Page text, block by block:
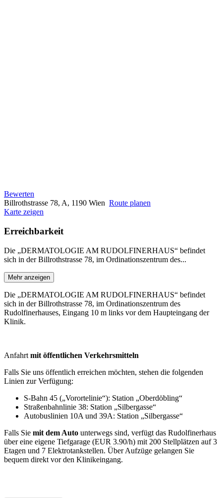
Bewerten
Billrothstrasse 78, A, 1190 Wien Route planen
Karte zeigen
Erreichbarkeit
Die „DERMATOLOGIE AM RUDOLFINERHAUS“ befindet
sich in der Billrothstrasse 78, im Ordinationszentrum des...
Mehr anzeigen
Die „DERMATOLOGIE AM RUDOLFINERHAUS“ befindet
sich in der Billrothstrasse 78, im Ordinationszentrum des
Rudolfinerhauses, Eingang 10 m links vor dem Haupteingang der
Klinik.
Anfahrt mit öffentlichen Verkehrsmitteln
Falls Sie uns öffentlich erreichen möchten, stehen die folgenden
Linien zur Verfügung:
S-Bahn 45 („Vorortelinie“): Station „Oberdöbling“
Straßenbahnlinie 38: Station „Silbergasse“
Autobuslinien 10A und 39A: Station „Silbergasse“
Falls Sie mit dem Auto unterwegs sind, verfügt das Rudolfinerhaus
über eine eigene Tiefgarage (EUR 3.90/h) mit 200 Stellplätzen auf 3
Etagen und 7 Elektrotankstellen. Über Aufzüge gelangen Sie
bequem direkt vor den Klinikeingang.